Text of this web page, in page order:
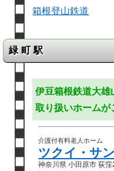
箱根登山鉄道
緑町駅
伊豆箱根鉄道大雄
取り扱いホームが
介護付有料老人ホーム
ツクイ・サ
神奈川県 小田原市 荻